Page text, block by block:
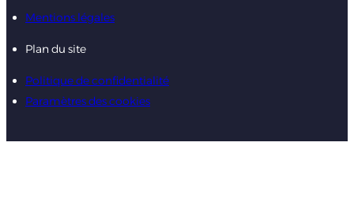
Mentions légales
Plan du site
Politique de confidentialité
Paramètres des cookies